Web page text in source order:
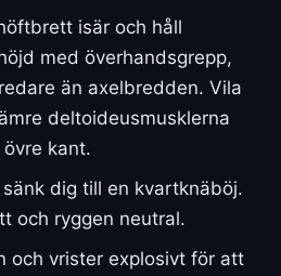
isär och håll
med överhandsgrepp,
än axelbredden. Vila
deltoideusmusklerna
kant.
dig till en kvartknäböj.
och ryggen neutral.
och vrister explosivt för att